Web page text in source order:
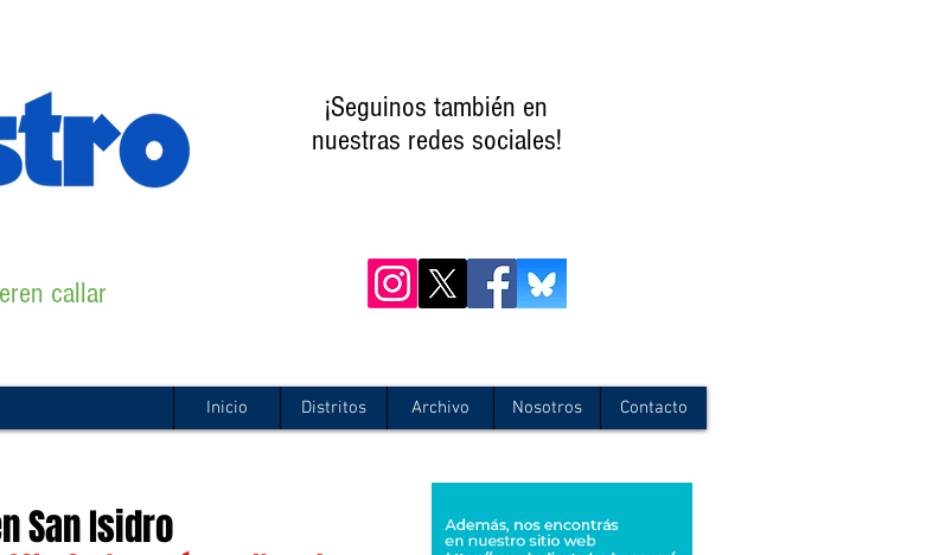
¡Seguinos también en
nuestras redes sociales!
callar
Inicio Distritos Archivo Nosotros Contacto
San Isidro